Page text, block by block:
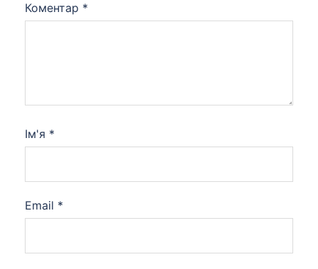
Коментар *
Ім'я *
Email *